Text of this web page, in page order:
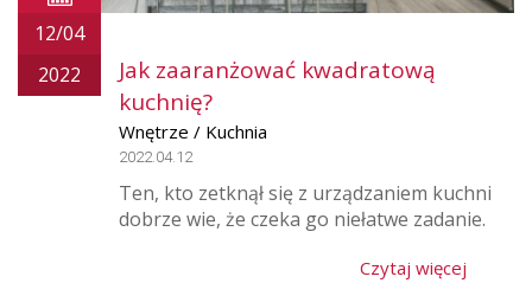
12/04
2022
Jak zaaranżować kwadratową
kuchnię?
Wnętrze / Kuchnia
2022.04.12
Ten, kto zetknął się z urządzaniem kuchni
dobrze wie, że czeka go niełatwe zadanie.
Czytaj więcej